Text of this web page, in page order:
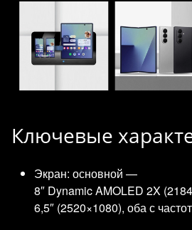
Ключевые
Экран: основной —
8″ Dynamic AMOLED 2X
6,5″ (2520×1080), оба с